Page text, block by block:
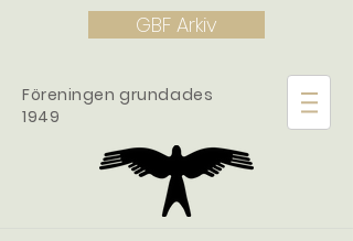
GBF Arkiv
Föreningen grundades
1949